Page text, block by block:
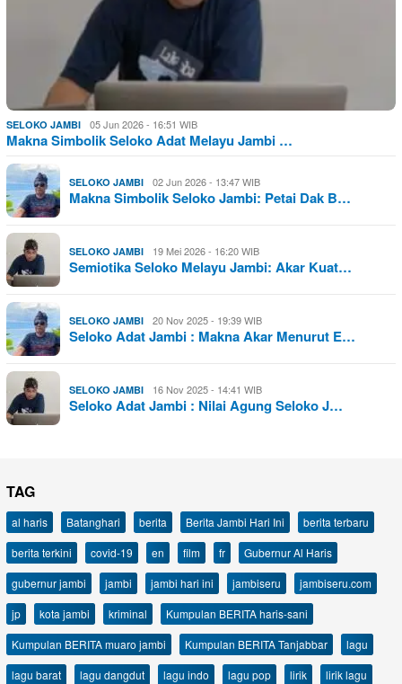
SELOKO JAMBI 05 Jun 2026 - 16:51 WIB
Makna Simbolik Seloko Adat Melayu Jambi …
SELOKO JAMBI 02 Jun 2026 - 13:47 WIB
Makna Simbolik Seloko Jambi: Petai Dak B…
SELOKO JAMBI 19 Mei 2026 - 16:20 WIB
Semiotika Seloko Melayu Jambi: Akar Kuat…
SELOKO JAMBI 20 Nov 2025 - 19:39 WIB
Seloko Adat Jambi : Makna Akar Menurut E…
SELOKO JAMBI 16 Nov 2025 - 14:41 WIB
Seloko Adat Jambi : Nilai Agung Seloko J…
TAG
al haris Batanghari berita Berita Jambi Hari Ini
berita terbaru
berita terkini
covid-19 en film fr
Gubernur Al Haris
gubernur jambi
jambi jambi hari ini jambiseru
jambiseru.com
jp
kota jambi kriminal
Kumpulan BERITA haris-sani
Kumpulan BERITA muaro jambi
Kumpulan BERITA Tanjabbar
lagu
lagu barat
lagu dangdut lagu indo lagu pop lirik
lirik lagu